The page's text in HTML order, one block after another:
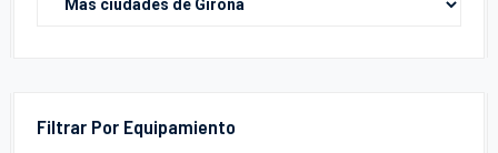
Filtrar Por Equipamiento